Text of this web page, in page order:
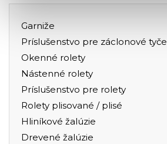
Garniže
Príslušenstvo pre záclonové tyče
Okenné rolety
Nástenné rolety
Príslušenstvo pre rolety
Rolety plisované / plisé
Hliníkové žalúzie
Drevené žalúzie